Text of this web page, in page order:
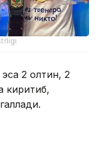
2 олтин, 2
киритиб,